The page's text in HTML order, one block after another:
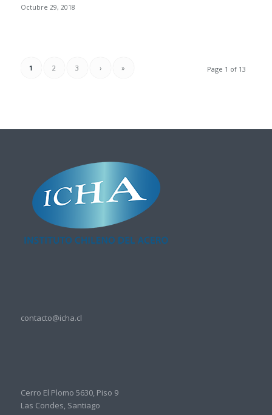
Octubre 29, 2018
Page 1 of 13
1 2 3 › »
contacto@icha.cl
Cerro El Plomo 5630, Piso 9
Las Condes, Santiago